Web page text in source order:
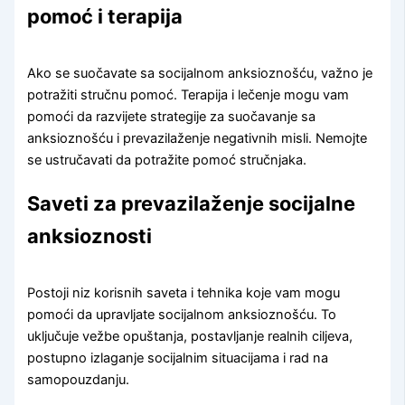
pomoć i terapija
Ako se suočavate sa socijalnom anksioznošću, važno je
potražiti stručnu pomoć. Terapija i lečenje mogu vam
pomoći da razvijete strategije za suočavanje sa
anksioznošću i prevazilaženje negativnih misli. Nemojte
se ustručavati da potražite pomoć stručnjaka.
Saveti za prevazilaženje socijalne
anksioznosti
Postoji niz korisnih saveta i tehnika koje vam mogu
pomoći da upravljate socijalnom anksioznošću. To
uključuje vežbe opuštanja, postavljanje realnih ciljeva,
postupno izlaganje socijalnim situacijama i rad na
samopouzdanju.